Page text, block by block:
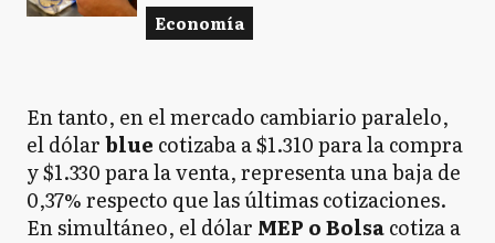
Economía
En tanto, en el mercado cambiario paralelo,
el dólarblue cotizaba a $1.310 para la compra
y $1.330 para la venta, representa una baja de
0,37% respecto que las últimas cotizaciones.
En simultáneo, el dólar MEP o Bolsacotiza a